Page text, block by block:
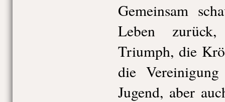
Gemeinsam
Leben
Triumph, die
die
Jugend, aber